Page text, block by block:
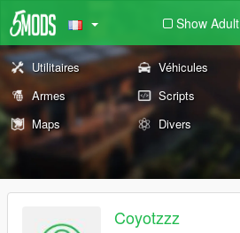
Show Adult
Utilitaires Véhicules
Armes
Scripts
Maps
Divers
Coyotzzz